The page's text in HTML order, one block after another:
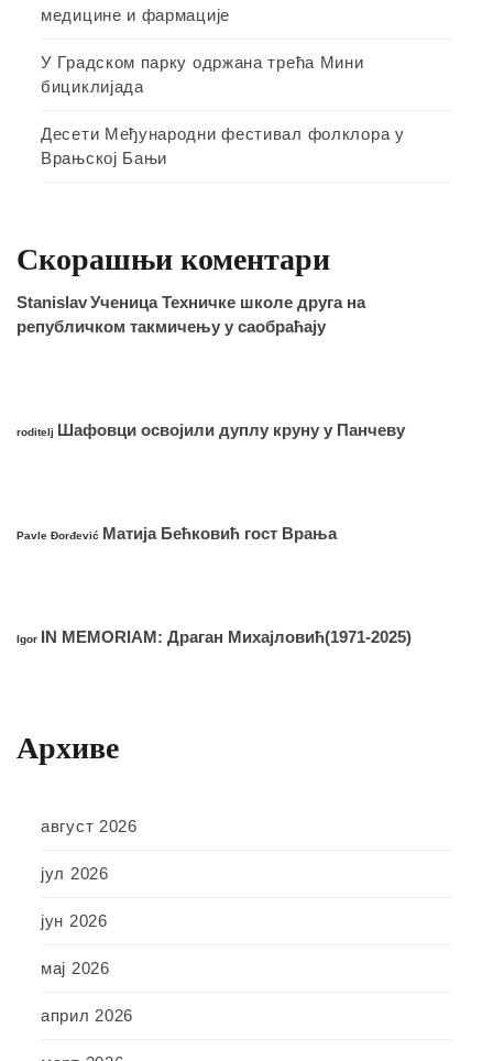
медицине и фармације
У Градском парку одржана трећа Мини
бициклијада
Десети Међународни фестивал фолклора у
Врањској Бањи
Скорашњи коментари
StanislavУченица Техничке школе друга на
републичком такмичењу у саобраћају
roditelj Шафовци освојили дуплу круну у Панчеву
Pavle Đorđević Матија Бећковић гост Врања
Igor IN MEMORIAM: Драган Михајловић(1971-2025)
Архиве
август 2026
јул 2026
јун 2026
мај 2026
април 2026